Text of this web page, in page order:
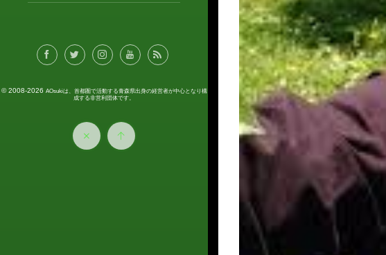
© 2008-2026 AOsukiは、首都圏で活動する青森県出身の経営者が中心となり構
成する非営利団体です。